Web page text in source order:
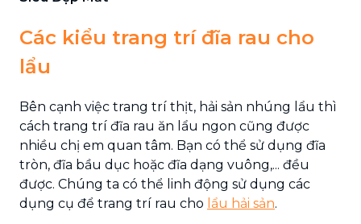
Các kiểu trang trí đĩa rau cho
lẩu
Bên cạnh việc trang trí thịt, hải sản nhúng lẩu thì
cách trang trí đĩa rau ăn lẩu ngon cũng được
nhiều chị em quan tâm. Bạn có thể sử dụng đĩa
tròn, đĩa bầu dục hoặc đĩa dạng vuông,... đều
được. Chúng ta có thể linh động sử dụng các
dụng cụ để trang trí rau cho lẩu hải sản.